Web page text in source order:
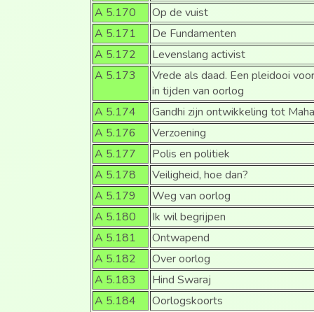
A 5.170
Op de vuist
A 5.171
De Fundamenten
A 5.172
Levenslang activist
A 5.173
Vrede als daad. Een pleidooi
in tijden van oorlog
A 5.174
Gandhi zijn ontwikkeling tot
A 5.176
Verzoening
A 5.177
Polis en politiek
A 5.178
Veiligheid, hoe dan?
A 5.179
Weg van oorlog
A 5.180
Ik wil begrijpen
A 5.181
Ontwapend
A 5.182
Over oorlog
A 5.183
Hind Swaraj
A 5.184
Oorlogskoorts